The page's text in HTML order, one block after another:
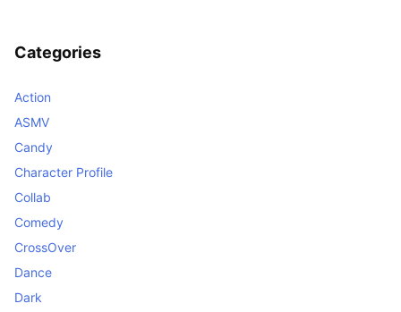
Categories
Action
ASMV
Candy
Character Profile
Collab
Comedy
CrossOver
Dance
Dark